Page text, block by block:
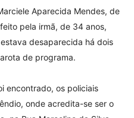
Aparecida Mendes, de
pela irmã, de 34 anos,
desaparecida há dois
de programa.
encontrado, os policiais
onde acredita-se ser o